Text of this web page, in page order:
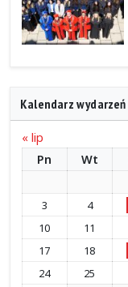
Kalendarz wydarzeń
« lip
Pn
Wt
3
4
10
11
17
18
24
25